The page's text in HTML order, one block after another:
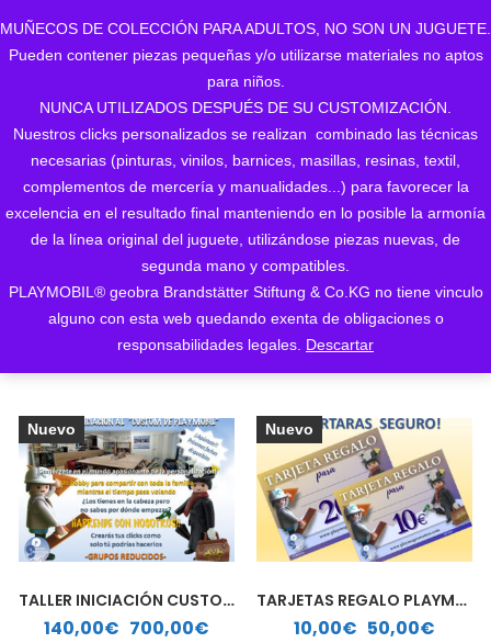
MUÑECOS DE COLECCIÓN PARA ADULTOS, NO SON UN JUGUETE.
Pueden contener piezas pequeñas y/o utilizarse materiales no aptos
para niños.
NUNCA UTILIZADOS DESPUÉS DE SU CUSTOMIZACIÓN.
Nuestros clicks personalizados se realizan combinado las técnicas
necesarias (pinturas, vinilos, barnices, masillas, resinas, textil,
complementos de mercería y manualidades...) para favorecer la
excelencia en el resultado final manteniendo en lo posible la armonía
de la línea original del juguete, utilizándose piezas nuevas, de
segunda mano y compatibles.
PLAYMOBIL® geobra Brandstätter Stiftung & Co.KG no tiene vinculo
alguno con esta web quedando exenta de obligaciones o
responsabilidades legales. Descartar
Mostrando los 5 resultadosOrdenado
los
ORDENAR POR LOS
ÚLTIMOS
Nuevo
TALLER INICIACIÓN CUSTOM PLAYMOBIL
140,00€ 700,00€
Rango de precios: desde 140,00€ hasta 700,00€
Nuevo
TARJETAS REGALO PLAYMO GENERATION
10,00€ 50,00€
Rango de precios: desde 10,00€ hasta 50,00€